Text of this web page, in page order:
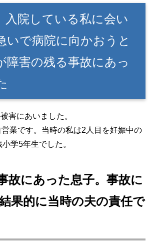
入院している私に会い
いで病院に向かおうと
障害の残る事故にあっ
害にあいました。
業です。当時の私は2人目を妊娠中の
学5年生でした。
故にあった息子。事故に
果的に当時の夫の責任で